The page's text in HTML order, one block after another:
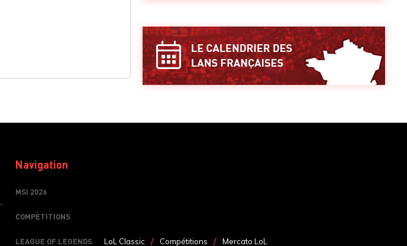
Navigation
MSI 2026
COMPÉTITIONS
LEAGUE OF LEGENDS LoL Classic Compétitions Mercato LoL